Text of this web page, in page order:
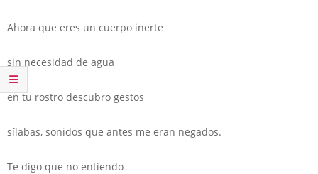
Ahora que eres un cuerpo inerte
sin necesidad de agua
en tu rostro descubro gestos
sílabas, sonidos que antes me eran negados.
Te digo que no entiendo